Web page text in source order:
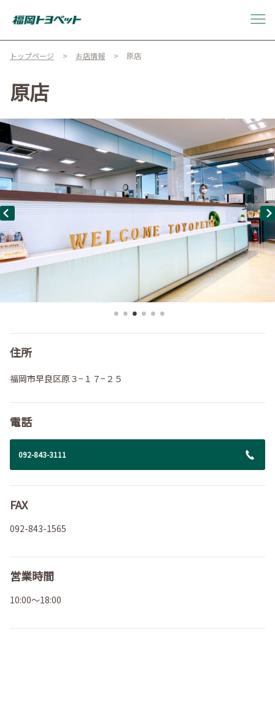
トップページ お店情報 原店
原店
住所
福岡市早良区原３−１７−２５
電話
092-843-3111
FAX
092-843-1565
営業時間
10:00～18:00